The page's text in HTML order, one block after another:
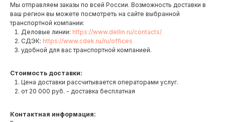
Мы отправляем заказы по всей России. Возможность доставки в
ваш регион вы можете посмотреть на сайте выбранной
транспортной компании:
Деловые линии: https://www.dellin.ru/contacts/
СДЭК: https://www.cdek.ru/ru/offices
удобной для вас транспортной компанией.
Стоимость доставки:
Цена доставки рассчитывается операторами услуг.
от 20 000 руб. - доставка бесплатная
Контактная информация: